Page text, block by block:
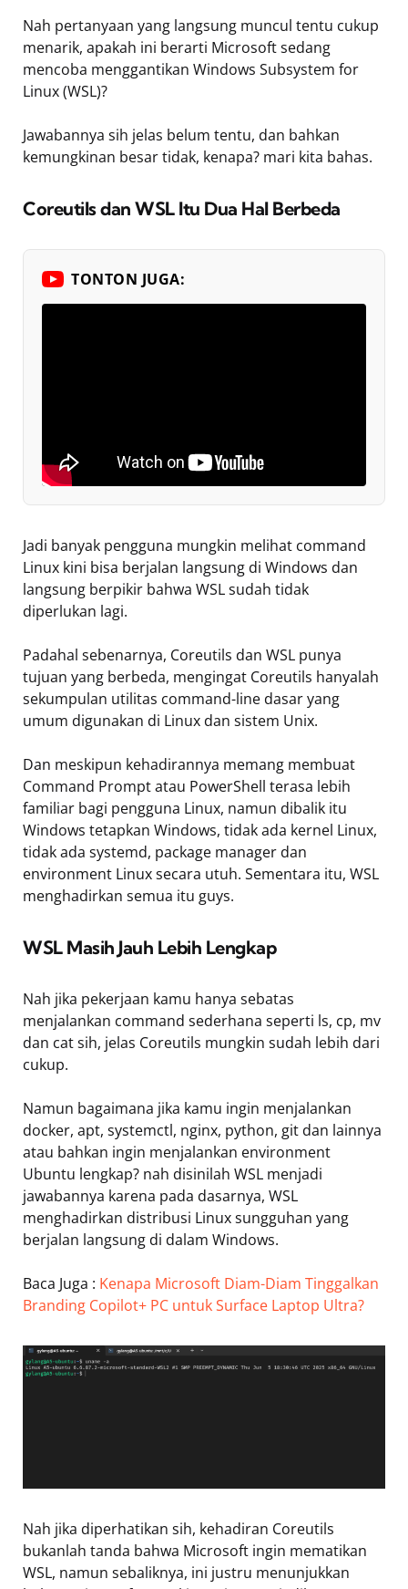
Nah pertanyaan yang langsung muncul tentu cukup
menarik, apakah ini berarti Microsoft sedang
mencoba menggantikan Windows Subsystem for
Linux (WSL)?
Jawabannya sih jelas belum tentu, dan bahkan
kemungkinan besar tidak, kenapa? mari kita bahas.
Coreutils dan WSL Itu Dua Hal Berbeda
TONTON JUGA:
Jadi banyak pengguna mungkin melihat command
Linux kini bisa berjalan langsung di Windows dan
langsung berpikir bahwa WSL sudah tidak
diperlukan lagi.
Padahal sebenarnya, Coreutils dan WSL punya
tujuan yang berbeda, mengingat Coreutils hanyalah
sekumpulan utilitas command-line dasar yang
umum digunakan di Linux dan sistem Unix.
Dan meskipun kehadirannya memang membuat
Command Prompt atau PowerShell terasa lebih
familiar bagi pengguna Linux, namun dibalik itu
Windows tetapkan Windows, tidak ada kernel Linux,
tidak ada systemd, package manager dan
environment Linux secara utuh. Sementara itu, WSL
menghadirkan semua itu guys.
WSL Masih Jauh Lebih Lengkap
Nah jika pekerjaan kamu hanya sebatas
menjalankan command sederhana seperti ls, cp, mv
dan cat sih, jelas Coreutils mungkin sudah lebih dari
cukup.
Namun bagaimana jika kamu ingin menjalankan
docker, apt, systemctl, nginx, python, git dan lainnya
atau bahkan ingin menjalankan environment
Ubuntu lengkap? nah disinilah WSL menjadi
jawabannya karena pada dasarnya, WSL
menghadirkan distribusi Linux sungguhan yang
berjalan langsung di dalam Windows.
Baca Juga : Kenapa Microsoft Diam-Diam Tinggalkan
Branding Copilot+ PC untuk Surface Laptop Ultra?
Nah jika diperhatikan sih, kehadiran Coreutils
bukanlah tanda bahwa Microsoft ingin mematikan
WSL, namun sebaliknya, ini justru menunjukkan